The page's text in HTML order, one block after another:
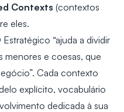
Contexts (contextos
eles.
“ajuda a dividir
menores e coesas, que
Cada contexto
explícito, vocabulário
dedicada à sua